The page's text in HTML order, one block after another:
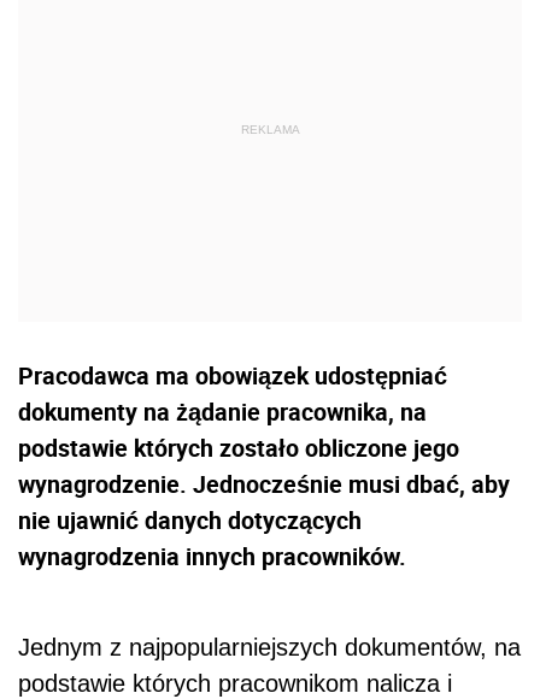
Pracodawca ma obowiązek udostępniać
dokumenty na żądanie pracownika, na
podstawie których zostało obliczone jego
wynagrodzenie. Jednocześnie musi dbać, aby
nie ujawnić danych dotyczących
wynagrodzenia innych pracowników.
Jednym z najpopularniejszych dokumentów, na
podstawie których pracownikom nalicza i